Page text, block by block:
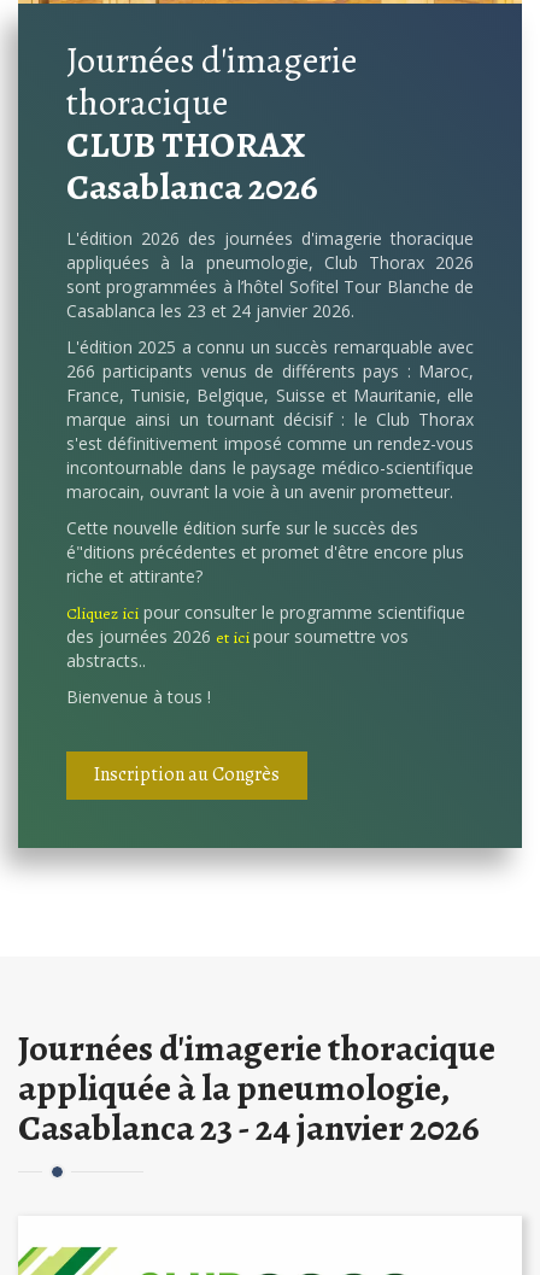
Journées d'imagerie
thoracique
CLUB THORAX
Casablanca 2026
L'édition 2026 des journées d'imagerie thoracique
appliquées à la pneumologie, Club Thorax 2026
sont programmées à l’hôtel Sofitel Tour Blanche de
Casablanca les 23 et 24 janvier 2026.
L'édition 2025 a connu un succès remarquable avec
266 participants venus de différents pays : Maroc,
France, Tunisie, Belgique, Suisse et Mauritanie, elle
marque ainsi un tournant décisif : le Club Thorax
s'est définitivement imposé comme un rendez-vous
incontournable dans le paysage médico-scientifique
marocain, ouvrant la voie à un avenir prometteur.
Cette nouvelle édition surfe sur le succès des
é"ditions précédentes et promet d'être encore plus
riche et attirante?
Cliquez ici pour consulter le programme scientifique
des journées 2026 et icipour soumettre vos
abstracts..
Bienvenue à tous !
Inscription au Congrès
Journées d'imagerie thoracique
appliquée à la pneumologie,
Casablanca 23 - 24 janvier 2026